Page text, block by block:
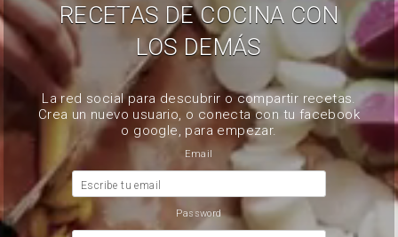
RECETAS DE COCINA CON
LOS DEMÁS
La red social para descubrir o compartir recetas.
Crea un nuevo usuario, o conecta con tu facebook
o google, para empezar.
Email
Escribe tu email
Password